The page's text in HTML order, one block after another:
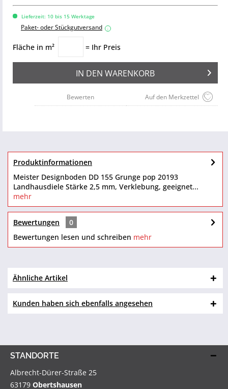
Lieferzeit: 10 bis 15 Werktage
Paket- oder Stückgutversand i
Fläche in m² = Ihr Preis
IN DEN WARENKORB
Auf den Merkzettel
Bewerten
Produktinformationen
Meister Designboden DD 155 Grunge pop 20193
Landhausdiele Stärke 2,5 mm, Verklebung, geeignet...
mehr
Bewertungen
0
Bewertungen lesen und schreiben mehr
Ähnliche Artikel
Kunden haben sich ebenfalls angesehen
STANDORTE
Albrecht-Dürer-Straße 25
63179 Obertshausen